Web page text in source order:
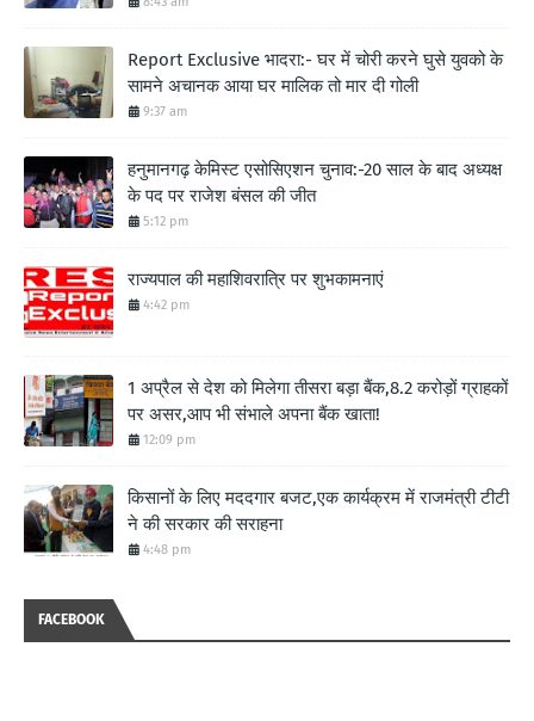
Report Exclusive भादरा:- घर में चोरी करने घुसे युवको के
सामने अचानक आया घर मालिक तो मार दी गोली
9:37 am
हनुमानगढ़ केमिस्ट एसोसिएशन चुनाव:-20 साल के बाद अध्यक्ष
के पद पर राजेश बंसल की जीत
5:12 pm
राज्यपाल की महाशिवरात्रि पर शुभकामनाएं
4:42 pm
1 अप्रैल से देश को मिलेगा तीसरा बड़ा बैंक,8.2 करोड़ों ग्राहकों
पर असर,आप भी संभाले अपना बैंक खाता!
12:09 pm
किसानों के लिए मददगार बजट,एक कार्यक्रम में राजमंत्री टीटी
ने की सरकार की सराहना
4:48 pm
FACEBOOK